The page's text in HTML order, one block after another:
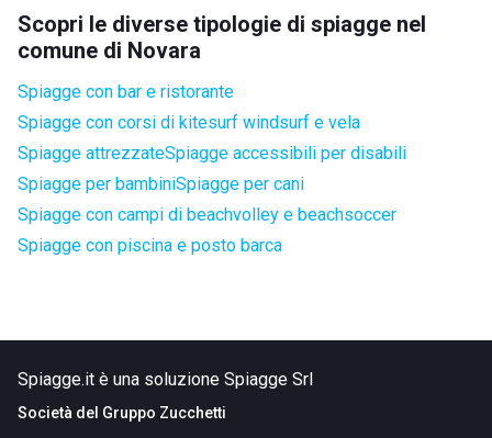
Scopri le diverse tipologie di spiagge nel
comune di Novara
Spiagge con bar e ristorante
Spiagge con corsi di kitesurf windsurf e vela
Spiagge attrezzateSpiagge accessibili per disabili
Spiagge per bambiniSpiagge per cani
Spiagge con campi di beachvolley e beachsoccer
Spiagge con piscina e posto barca
Spiagge.it è una soluzione Spiagge Srl
Società del Gruppo Zucchetti